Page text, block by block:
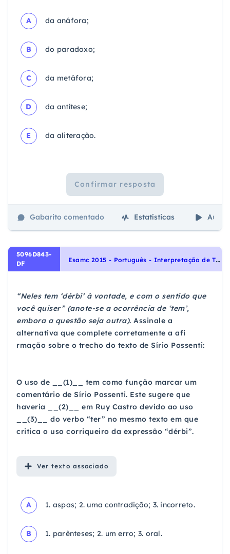
A da anáfora;
B do paradoxo;
C da metáfora;
D da antítese;
E da aliteração.
Confirmar resposta
Gabarito comentado Estatísticas Aulas
5096D843-
DF
E
samc 2015 - Português - Interpretação de Textos, Parênteses, Uso das aspas, Pontuação, Noções Gerais de Compreensão e Interpretação de Texto
“Neles tem ‘dérbi’ à vontade, e com o sentido que
você quiser” (anote-se a ocorrência de ‘tem’,
embora a questão seja outra). Assinale a
alternativa que complete corretamente a afi
rmação sobre o trecho do texto de Sírio Possenti:
O uso de __(1)__ tem como função marcar um
comentário de Sírio Possenti. Este sugere que
haveria __(2)__ em Ruy Castro devido ao uso
__(3)__ do verbo “ter” no mesmo texto em que
critica o uso corriqueiro da expressão “dérbi”.
Ver texto associado
A 1. aspas; 2. uma contradição; 3. incorreto.
B 1. parênteses; 2. um erro; 3. oral.